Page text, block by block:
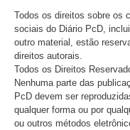
Todos os direitos sobre os
sociais do Diário PcD,
outro material, estão
direitos autorais.
Todos os Direitos
Nenhuma parte das
PcD devem ser
qualquer forma ou por
ou outros métodos